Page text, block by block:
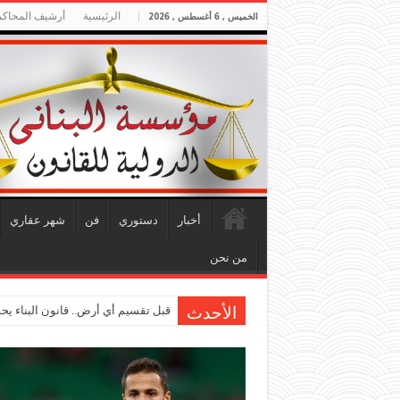
الخميس , 6 أغسطس , 2026 الرئيسية أرشيف
أخبار دستوري فن شهر عقاري
من نحن
الأحدث قبل تقسيم أي أرض.. قانون البناء